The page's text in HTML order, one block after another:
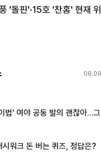
'돌핀'·15호 '찬홈' 현재 위
법' 여야 공동 발의 괜찮아…
워크 돈 버는 퀴즈, 정답은?